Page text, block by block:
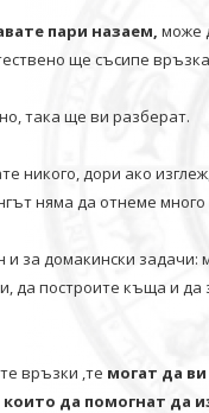
пари назаем, може
ще съсипе
така ще ви разберат.
никого, дори ако
няма да отнеме
и за домакински задачи:
да построите къща и да
връзки ,те могат да
да помогнат да